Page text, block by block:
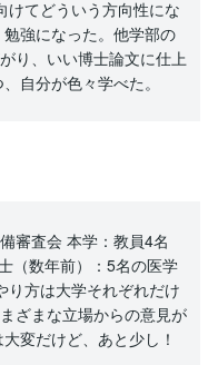
けてどういう方向性にな
強になった。他学部の
り、いい博士論文に仕上
自分が色々学べた。
審査会 本学：教員4名
（数年前）：5名の医学
り方は大学それぞれだけ
ざまな立場からの意見が
変だけど、あと少し！